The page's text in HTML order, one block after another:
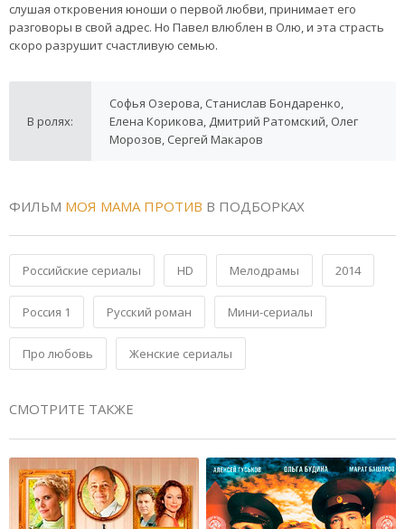
слушая откровения юноши о первой любви, принимает его
разговоры в свой адрес. Но Павел влюблен в Олю, и эта страсть
скоро разрушит счастливую семью.
В ролях:
Софья Озерова, Станислав Бондаренко,
Елена Корикова, Дмитрий Ратомский, Олег
Морозов, Сергей Макаров
ФИЛЬМ МОЯ МАМА ПРОТИВ В ПОДБОРКАХ
Российские сериалы HD Мелодрамы 2014
Россия 1 Русский роман Мини-сериалы
Про любовь Женские сериалы
СМОТРИТЕ ТАКЖЕ